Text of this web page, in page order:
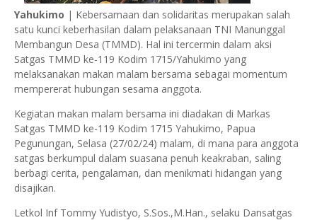
Yahukimo | Kebersamaan dan solidaritas merupakan salah
satu kunci keberhasilan dalam pelaksanaan TNI Manunggal
Membangun Desa (TMMD). Hal ini tercermin dalam aksi
Satgas TMMD ke-119 Kodim 1715/Yahukimo yang
melaksanakan makan malam bersama sebagai momentum
mempererat hubungan sesama anggota.
Kegiatan makan malam bersama ini diadakan di Markas
Satgas TMMD ke-119 Kodim 1715 Yahukimo, Papua
Pegunungan, Selasa (27/02/24) malam, di mana para anggota
satgas berkumpul dalam suasana penuh keakraban, saling
berbagi cerita, pengalaman, dan menikmati hidangan yang
disajikan.
Letkol Inf Tommy Yudistyo, S.Sos.,M.Han., selaku Dansatgas